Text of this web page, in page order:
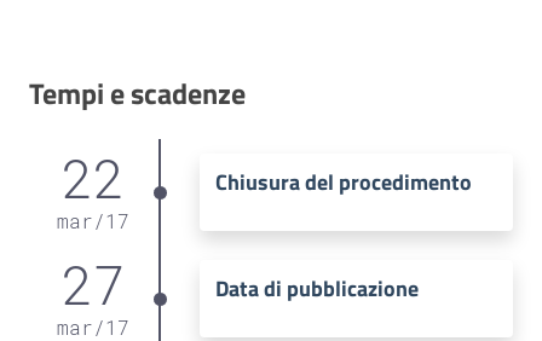
Tempi e scadenze
22
mar/17
Chiusura del procedimento
27
mar/17
Data di pubblicazione